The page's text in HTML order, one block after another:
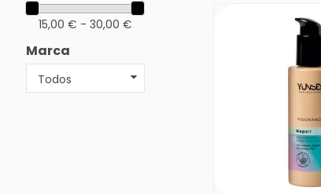
15,00 € - 30,00 €
Marca